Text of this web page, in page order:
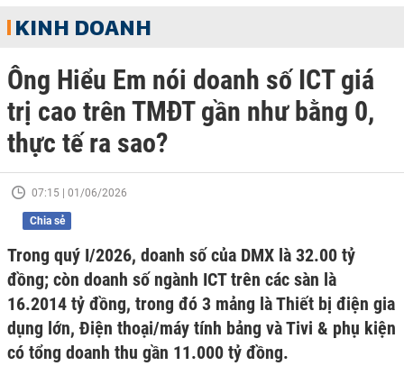
KINH DOANH
Ông Hiểu Em nói doanh số ICT giá
trị cao trên TMĐT gần như bằng 0,
thực tế ra sao?
07:15 | 01/06/2026
Chia sẻ
Trong quý I/2026, doanh số của DMX là 32.00 tỷ
đồng; còn doanh số ngành ICT trên các sàn là
16.2014 tỷ đồng, trong đó 3 mảng là Thiết bị điện gia
dụng lớn, Điện thoại/máy tính bảng và Tivi & phụ kiện
có tổng doanh thu gần 11.000 tỷ đồng.